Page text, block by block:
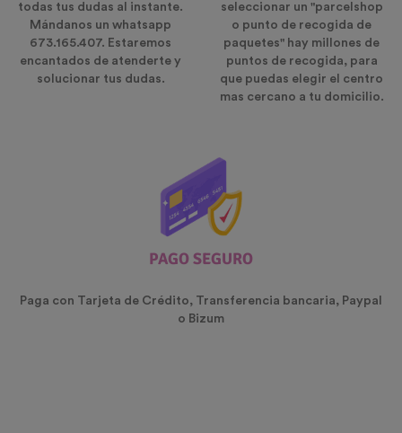
todas tus dudas al instante.
Mándanos un whatsapp
673.165.407. Estaremos
encantados de atenderte y
solucionar tus dudas.
seleccionar un "parcelshop
o punto de recogida de
paquetes" hay millones de
puntos de recogida, para
que puedas elegir el centro
mas cercano a tu domicilio.
PAGO SEGURO
Paga con Tarjeta de Crédito, Transferencia bancaria, Paypal
o Bizum